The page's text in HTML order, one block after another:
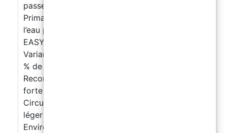
passes croisées pour une finition uniforme
Primaire : EASY FLOOR dilué à 25 % avec de
l’eau propre Deuxième couche de finition :
EASY FLOOR dilué à 20 % avec de l’eau propre
Variantes de finition : Antidérapant : Ajouter 5
% de sable de quartz Protection transparente :
Recommandée sur couleurs vives ou zones à
forte usure Temps de remise en service :
Circulation piétonne : 18–24 heures Trafic
léger : 36–48 heures Trafic intense : 72 heures
Environnement et sécurité : COV : Conforme